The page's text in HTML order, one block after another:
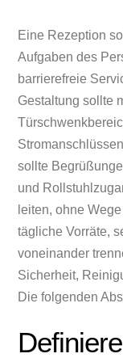
Eine Rezeption
Aufgaben des
barrierefreie
Gestaltung sollte
sollte
und
leiten, ohne
tägliche Vorräte,
voneinander
Sicherheit,
Die folgenden